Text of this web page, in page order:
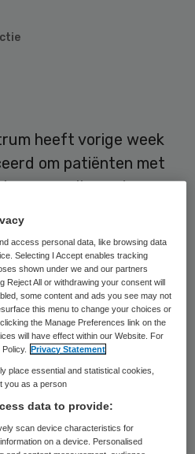
heeft vorige week
om patiënten met
en pijn op de
minder vaak nodig. Met
thuis makkelijk hun
volgen. Een medisch
mee en begeleidt de
kunnen
Voor hen kan het
om naar het
access personal data, like browsing data
Selecting I Accept enables tracking
shown under we and our partners
Reject All or withdrawing your consent will
some content and ads you see may not
this menu to change your choices or
the Manage Preferences link on the
will have effect within our Website. For
Privacy Statement
place essential and statistical cookies,
you as a person
data to provide:
scan device characteristics for
on a device. Personalised